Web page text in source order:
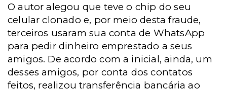
O autor alegou que teve o chip do seu
celular clonado e, por meio desta fraude,
terceiros usaram sua conta de WhatsApp
para pedir dinheiro emprestado a seus
amigos. De acordo com a inicial, ainda, um
desses amigos, por conta dos contatos
feitos, realizou transferência bancária ao